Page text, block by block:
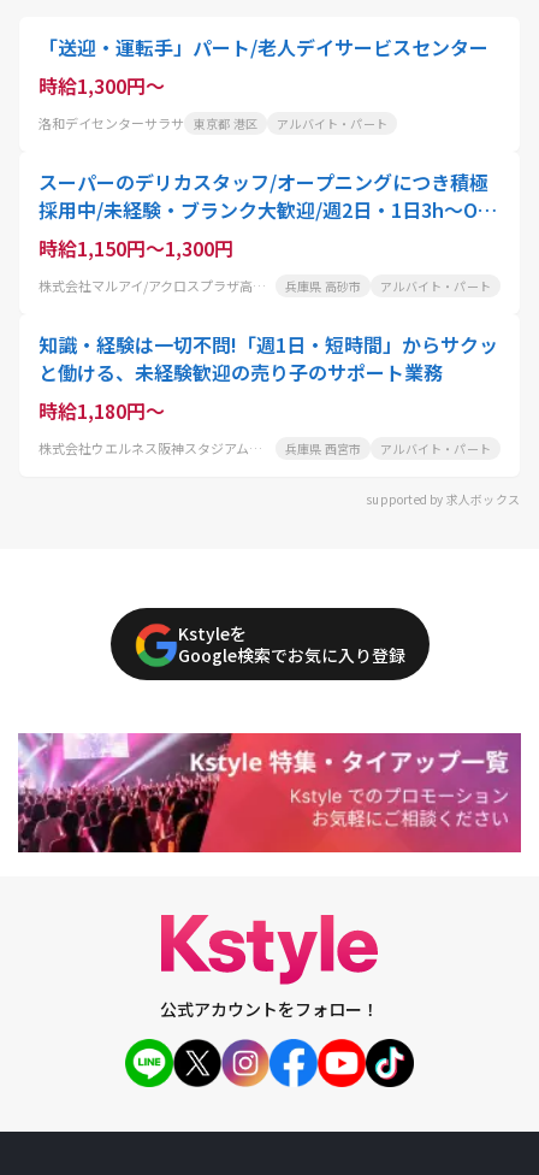
「送迎・運転手」パート/老人デイサービスセンター
時給1,300円～
洛和デイセンターサラサ 東京都 港区 アルバイト・パート
スーパーのデリカスタッフ/オープニングにつき積極
採用中/未経験・ブランク大歓迎/週2日・1日3h～OK/
土日は時給50円UP/正社員登用制度多数
時給1,150円～1,300円
株式会社マルアイ/アクロスプラザ高砂店 兵庫県 高砂市 アルバイト・パート
知識・経験は一切不問!「週1日・短時間」からサクッ
と働ける、未経験歓迎の売り子のサポート業務
時給1,180円～
株式会社ウエルネス阪神スタジアム事業部フードサービス事業課 兵庫県 西宮市 アルバイト・パート
supported by 求人ボックス
Kstyleを
Google検索でお気に入り登録
公式アカウントをフォロー！